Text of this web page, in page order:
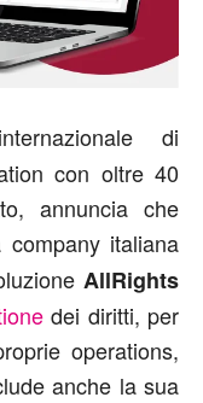
di
con oltre 40
annuncia che
italiana
AllRights
dei diritti, per
operations,
anche la sua